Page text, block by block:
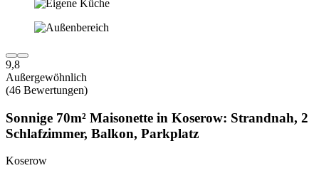
9,8
Außergewöhnlich
(46 Bewertungen)
Sonnige 70m² Maisonette in Koserow: Strandnah, 2
Schlafzimmer, Balkon, Parkplatz
Koserow